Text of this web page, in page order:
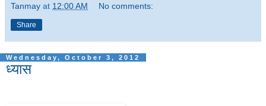
Tanmay at 12:00 AM No comments:
Share
Wednesday, October 3, 2012
ध्यास